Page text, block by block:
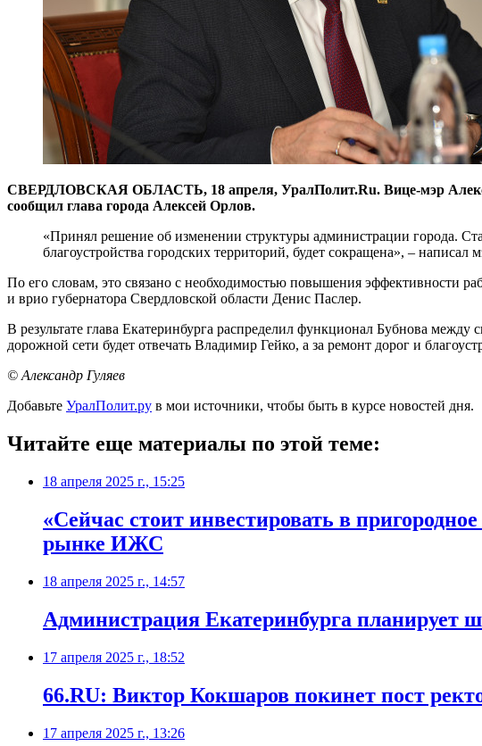
СВЕРДЛОВСКАЯ ОБЛАСТЬ, 18 апреля, УралПолит.Ru. Вице-мэр Алексей
сообщил глава города Алексей Орлов.
«Принял решение об изменении структуры администрации города.
благоустройства городских территорий, будет сокращена», – написал
По его словам, это связано с необходимостью повышения эффективности
и врио губернатора Свердловской области Денис Паслер.
В результате глава Екатеринбурга распределил функционал Бубнова
дорожной сети будет отвечать Владимир Гейко, а за ремонт дорог и
© Александр Гуляев
Добавьте УралПолит.ру в мои источники, чтобы быть в курсе новостей дня.
Читайте еще материалы по этой теме:
18 апреля 2025 г., 15:25
«Сейчас стоит инвестировать в
рынке ИЖС
18 апреля 2025 г., 14:57
Администрация Екатеринбурга планирует
17 апреля 2025 г., 18:52
66.RU: Виктор Кокшаров покинет пост
17 апреля 2025 г., 13:26